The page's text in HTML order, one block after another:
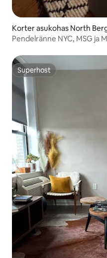
Korter asukohas North
Pendelränne NYC, MSG ja
Superhost
Superhost